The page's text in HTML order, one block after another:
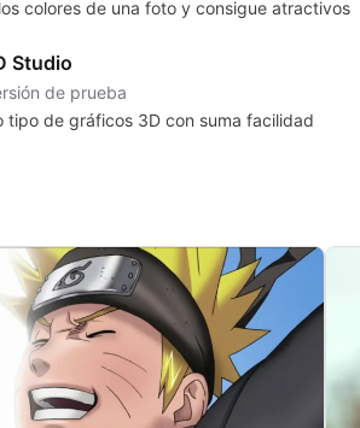
colores de una foto y consigue atractivos
Studio
de prueba
tipo de gráficos 3D con suma facilidad